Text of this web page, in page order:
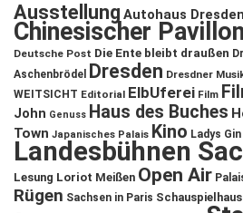
Ausstellung Autohaus Dresden
Chinesischer
Deutsche Post Die Ente bleibt draußen
Aschenbrödel
Dresden Dresdner
WEITSICHT Editorial ElbUferei Film
John Genuss Haus des Buches
Town Japanisches Palais Kino Ladys
Landesbühnen
Lesung Loriot Meißen Open Air
Rügen Sachsen in Paris Schauspielhaus